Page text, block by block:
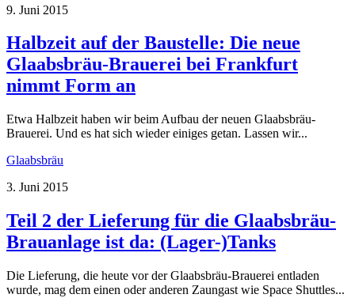
9. Juni 2015
Halbzeit auf der Baustelle: Die neue
Glaabsbräu-Brauerei bei Frankfurt
nimmt Form an
Etwa Halbzeit haben wir beim Aufbau der neuen Glaabsbräu-
Brauerei. Und es hat sich wieder einiges getan. Lassen wir...
Glaabsbräu
3. Juni 2015
Teil 2 der Lieferung für die Glaabsbräu-
Brauanlage ist da: (Lager-)Tanks
Die Lieferung, die heute vor der Glaabsbräu-Brauerei entladen
wurde, mag dem einen oder anderen Zaungast wie Space Shuttles...